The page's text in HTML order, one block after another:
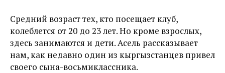
Средний возраст тех, кто посещает клуб,
колеблется от 20 до 23 лет. Но кроме взрослых,
здесь занимаются и дети. Асель рассказывает
нам, как недавно один из кыргызстанцев привел
своего сына-восьмиклассника.